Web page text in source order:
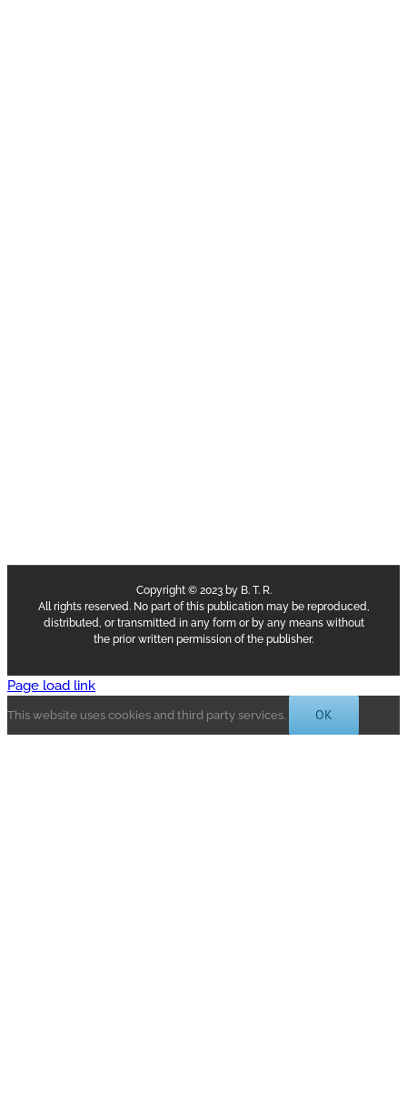
Copyright © 2023 by B. T. R.
All rights reserved. No part of this publication may be reproduced,
distributed, or transmitted in any form or by any means without
the prior written permission of the publisher.
Page load link
This website uses cookies and third party services. OK